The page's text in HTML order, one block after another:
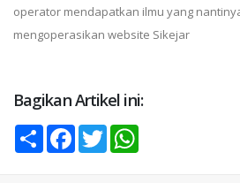
operator mendapatkan ilmu yang
mengoperasikan website Sikejar
Bagikan Artikel ini:
Share Facebook
Twitter